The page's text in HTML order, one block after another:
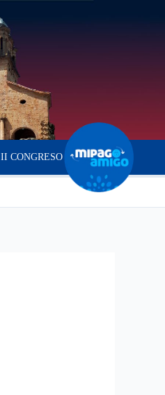
II CONGRESO